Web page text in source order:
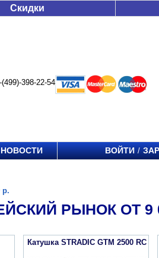
Скидки
(499)-398-22-54
НОВОСТИ ВОЙТИ /
р.
РЫНОК ОТ 9
Катушка STRADIC GTM 2500 RC